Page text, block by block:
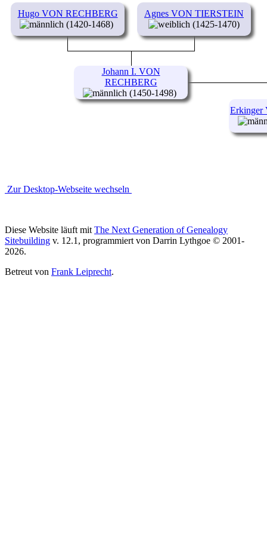
Hugo VON RECHBERG
(1420-1468)
Agnes VON TIERSTEIN
(1425-1470)
Johann I. VON
RECHBERG
(1450-1498)
Erkinger
Zur Desktop-Webseite wechseln
Diese Website läuft mit The Next Generation of Genealogy
Sitebuilding v. 12.1, programmiert von Darrin Lythgoe © 2001-
2026.
Betreut von Frank Leiprecht.